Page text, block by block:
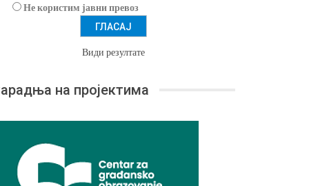
Не користим јавни превоз
Види резултате
на пројектима